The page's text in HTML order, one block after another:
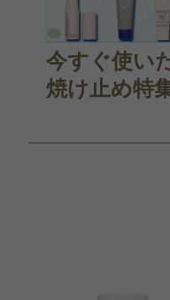
今すぐ使い
焼け止め特